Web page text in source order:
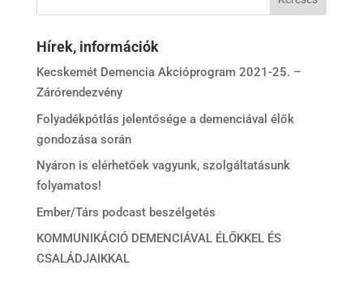
Hírek, információk
Kecskemét Demencia Akcióprogram 2021-25. –
Zárórendezvény
Folyadékpótlás jelentősége a demenciával élők
gondozása során
Nyáron is elérhetőek vagyunk, szolgáltatásunk
folyamatos!
Ember/Társ podcast beszélgetés
KOMMUNIKÁCIÓ DEMENCIÁVAL ÉLŐKKEL ÉS
CSALÁDJAIKKAL